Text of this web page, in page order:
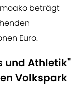
beträgt
Euro.
und Athletik"
Volkspark